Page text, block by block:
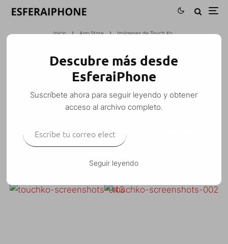
Inicio App Store Imágenes de Touch Ko
IMÁGENES DE TOUCH KO
M. Alejandro W. García Fuentes (Esfera) App Store
22 junio, 2009 · 1 Minuto de lectura
Touch Ko.
Descubre más desde
EsferaiPhone
Suscríbete ahora para seguir leyendo y obtener
acceso al archivo completo.
Seguir leyendo